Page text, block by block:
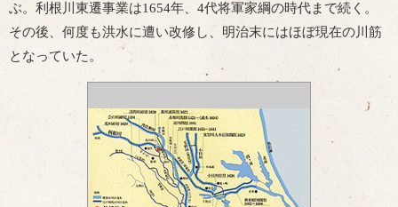
ぶ。利根川東遷事業は1654年、4代将軍家綱の時代まで続く。
その後、何度も洪水に遭い改修し、明治末にはほぼ現在の川筋
となっていた。